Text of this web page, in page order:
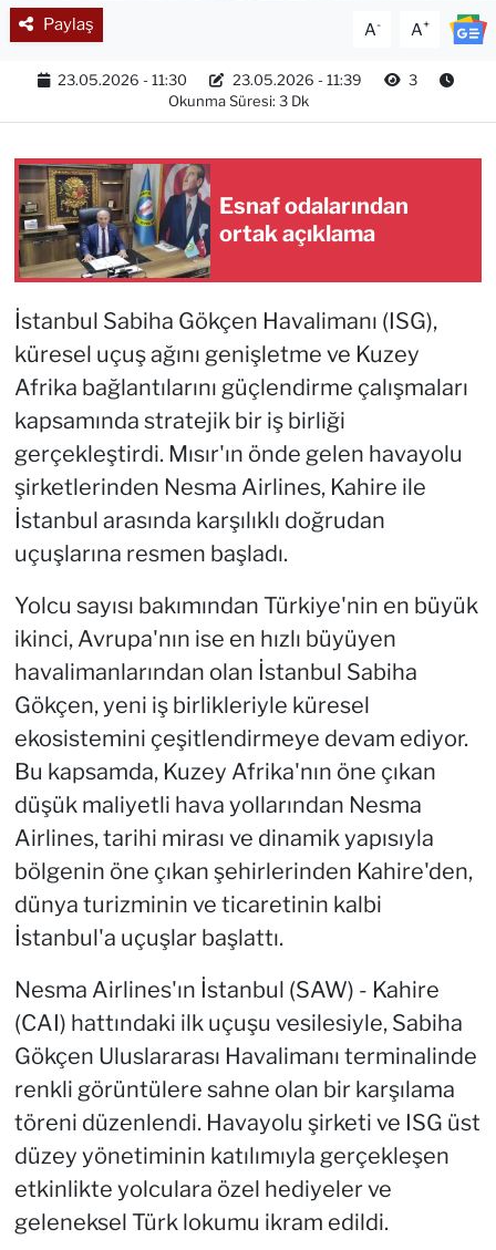
Paylaş A- A+
23.05.2026 - 11:30 23.05.2026 - 11:39
3
Okunma Süresi: 3 Dk
Esnaf odalarından
ortak açıklama
İstanbul Sabiha Gökçen Havalimanı (ISG),
küresel uçuş ağını genişletme ve Kuzey
Afrika bağlantılarını güçlendirme çalışmaları
kapsamında stratejik bir iş birliği
gerçekleştirdi. Mısır'ın önde gelen havayolu
şirketlerinden Nesma Airlines, Kahire ile
İstanbul arasında karşılıklı doğrudan
uçuşlarına resmen başladı.
Yolcu sayısı bakımından Türkiye'nin en büyük
ikinci, Avrupa'nın ise en hızlı büyüyen
havalimanlarından olan İstanbul Sabiha
Gökçen, yeni iş birlikleriyle küresel
ekosistemini çeşitlendirmeye devam ediyor.
Bu kapsamda, Kuzey Afrika'nın öne çıkan
düşük maliyetli hava yollarından Nesma
Airlines, tarihi mirası ve dinamik yapısıyla
bölgenin öne çıkan şehirlerinden Kahire'den,
dünya turizminin ve ticaretinin kalbi
İstanbul'a uçuşlar başlattı.
Nesma Airlines'ın İstanbul (SAW) - Kahire
(CAI) hattındaki ilk uçuşu vesilesiyle, Sabiha
Gökçen Uluslararası Havalimanı terminalinde
renkli görüntülere sahne olan bir karşılama
töreni düzenlendi. Havayolu şirketi ve ISG üst
düzey yönetiminin katılımıyla gerçekleşen
etkinlikte yolculara özel hediyeler ve
geleneksel Türk lokumu ikram edildi.